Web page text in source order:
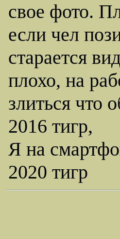
свое фото.
если чел
старается
плохо, на
злиться что
2016 тигр,
Я на
2020 тигр